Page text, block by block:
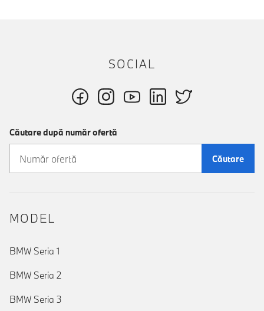
SOCIAL
Căutare după număr ofertă
Căutare
MODEL
BMW Seria 1
BMW Seria 2
BMW Seria 3